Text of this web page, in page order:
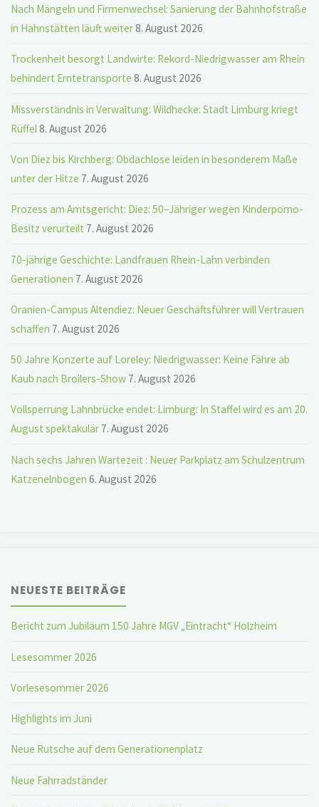
Nach Mängeln und Firmenwechsel: Sanierung der Bahnhofstraße
in Hahnstätten läuft weiter8. August 2026
Trockenheit besorgt Landwirte: Rekord-Niedrigwasser am Rhein
behindert Erntetransporte 8. August 2026
Missverständnis in Verwaltung: Wildhecke: Stadt Limburg kriegt
Rüffel8. August 2026
Von Diez bis Kirchberg: Obdachlose leiden in besonderem Maße
unter der Hitze 7. August 2026
Prozess am Amtsgericht: Diez: 50–Jähriger wegen Kinderporno-
Besitz verurteilt 7. August 2026
70-jährige Geschichte: Landfrauen Rhein-Lahn verbinden
Generationen 7. August 2026
Oranien-Campus Altendiez: Neuer Geschäftsführer will Vertrauen
schaffen 7. August 2026
50 Jahre Konzerte auf Loreley: Niedrigwasser: Keine Fähre ab
Kaub nach Broilers-Show 7. August 2026
Vollsperrung Lahnbrücke endet: Limburg: In Staffel wird es am 20.
August spektakulär 7. August 2026
Nach sechs Jahren Wartezeit : Neuer Parkplatz am Schulzentrum
Katzenelnbogen 6. August 2026
NEUESTE BEITRÄGE
Bericht zum Jubiläum 150 Jahre MGV „Eintracht“ Holzheim
Lesesommer 2026
Vorlesesommer 2026
Highlights im Juni
Neue Rutsche auf dem Generationenplatz
Neue Fahrradständer